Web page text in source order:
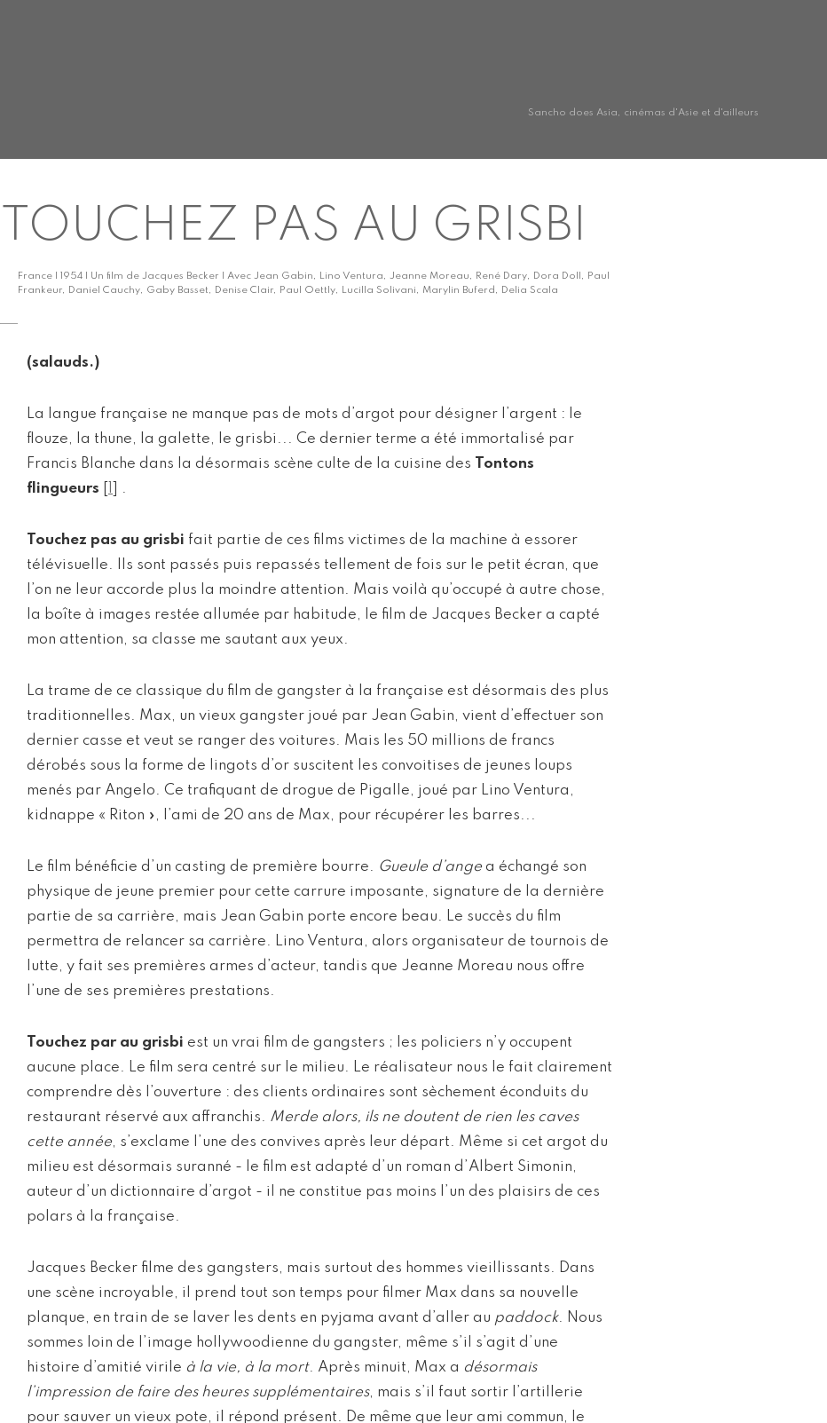
Sancho does Asia, cinémas d'Asie et d'ailleurs
TOUCHEZ PAS AU GRISBI
France | 1954 | Un film de Jacques Becker | Avec Jean Gabin, Lino Ventura, Jeanne Moreau, René Dary, Dora Doll, Paul
Frankeur, Daniel Cauchy, Gaby Basset, Denise Clair, Paul Oettly, Lucilla Solivani, Marylin Buferd, Delia Scala
(salauds.)
La langue française ne manque pas de mots d’argot pour désigner l’argent : le
flouze, la thune, la galette, le grisbi... Ce dernier terme a été immortalisé par
Francis Blanche dans la désormais scène culte de la cuisine des
Tontons
flingueurs
.
Touchez pas au grisbi fait partie de ces films victimes de la machine à essorer
télévisuelle. Ils sont passés puis repassés tellement de fois sur le petit écran, que
l’on ne leur accorde plus la moindre attention. Mais voilà qu’occupé à autre chose,
la boîte à images restée allumée par habitude, le film de Jacques Becker a capté
mon attention, sa classe me sautant aux yeux.
La trame de ce classique du film de gangster à la française est désormais des plus
traditionnelles. Max, un vieux gangster joué par Jean Gabin, vient d’effectuer son
dernier casse et veut se ranger des voitures. Mais les 50 millions de francs
dérobés sous la forme de lingots d’or suscitent les convoitises de jeunes loups
menés par Angelo. Ce trafiquant de drogue de Pigalle, joué par Lino Ventura,
kidnappe « Riton », l’ami de 20 ans de Max, pour récupérer les barres...
Le film bénéficie d’un casting de première bourre. Gueule d’ange a échangé son
physique de jeune premier pour cette carrure imposante, signature de la dernière
partie de sa carrière, mais Jean Gabin porte encore beau. Le succès du film
permettra de relancer sa carrière. Lino Ventura, alors organisateur de tournois de
lutte, y fait ses premières armes d’acteur, tandis que Jeanne Moreau nous offre
l’une de ses premières prestations.
Touchez par au grisbi est un vrai film de gangsters ; les policiers n’y occupent
aucune place. Le film sera centré sur le milieu. Le réalisateur nous le fait clairement
comprendre dès l’ouverture : des clients ordinaires sont sèchement éconduits du
restaurant réservé aux affranchis. Merde alors, ils ne doutent de rien les caves
cette année, s’exclame l’une des convives après leur départ. Même si cet argot du
milieu est désormais suranné - le film est adapté d’un roman d’Albert Simonin,
auteur d’un dictionnaire d’argot - il ne constitue pas moins l’un des plaisirs de ces
polars à la française.
Jacques Becker filme des gangsters, mais surtout des hommes vieillissants. Dans
une scène incroyable, il prend tout son temps pour filmer Max dans sa nouvelle
planque, en train de se laver les dents en pyjama avant d’aller au paddock. Nous
sommes loin de l’image hollywoodienne du gangster, même s’il s’agit d’une
histoire d’amitié virile à la vie, à la mort. Après minuit, Max a désormais
l’impression de faire des heures supplémentaires, mais s’il faut sortir l’artillerie
pour sauver un vieux pote, il répond présent. De même que leur ami commun, le